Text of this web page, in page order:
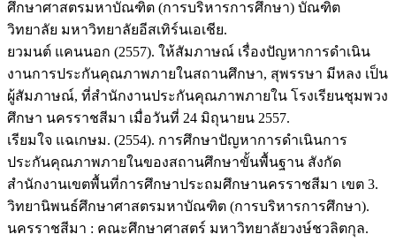
ศึกษาศาสตรมหาบัณฑิต (การบริหารการศึกษา) บัณฑิต
วิทยาลัย มหาวิทยาลัยอีสเทิร์นเอเชีย.
ยวมนต์ แคนนอก (2557). ให้สัมภาษณ์ เรื่องปัญหาการดำเนิน
งานการประกันคุณภาพภายในสถานศึกษา, สุพรรษา มีหลง เป็น
ผู้สัมภาษณ์, ที่สำนักงานประกันคุณภาพภายใน โรงเรียนชุมพวง
ศึกษา นครราชสีมา เมื่อวันที่ 24 มิถุนายน 2557.
เรียมใจ แฉเกษม. (2554). การศึกษาปัญหาการดำเนินการ
ประกันคุณภาพภายในของสถานศึกษาขั้นพื้นฐาน สังกัด
สำนักงานเขตพื้นที่การศึกษาประถมศึกษานครราชสีมา เขต 3.
วิทยานิพนธ์ศึกษาศาสตรมหาบัณฑิต (การบริหารการศึกษา).
นครราชสีมา : คณะศึกษาศาสตร์ มหาวิทยาลัยวงษ์ชวลิตกุล.